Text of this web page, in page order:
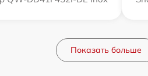
Показать больше